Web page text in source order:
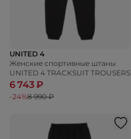
UNITED 4
Женские спортивные штаны
UNITED 4 TRACKSUIT TROUSERS
6 743 ₽
-24%8 990 ₽